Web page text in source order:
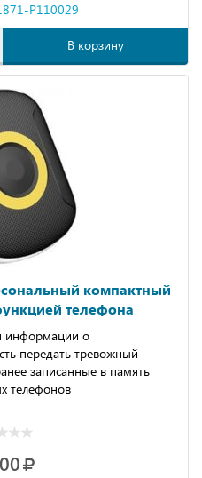
P110029
В корзину
компактный
телефона
информации о
передать тревожный
записанные в память
телефонов